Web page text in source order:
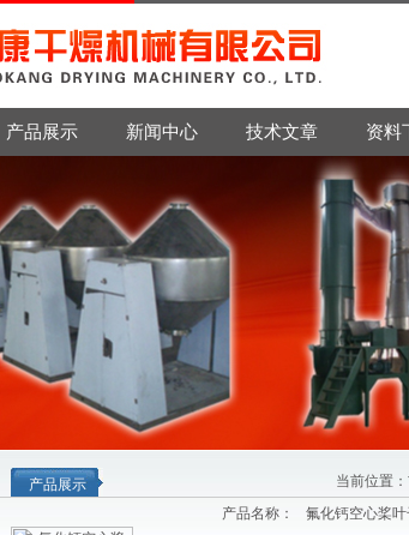
产品展示 新闻中心 技术文章 资料
产品展示 当前位置：
产品名称：
氟化钙空心桨